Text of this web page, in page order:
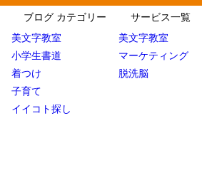
ブログ カテゴリー
美文字教室
小学生書道
着つけ
子育て
イイコト探し
サービス一覧
美文字教室
マーケティング
脱洗脳